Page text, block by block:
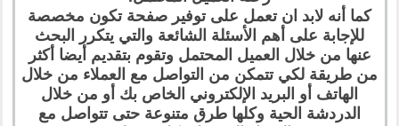
كما أنه لابد ان تعمل على توفير صفحة تكون مخصصة
للإجابة على أهم الأسئلة الشائعة والتي يتكرر البحث
عنها من خلال العميل المحتمل وتقوم بتقديم أيضا أكثر
من طريقة لكي تتمكن من التواصل مع العملاء من خلال
الهاتف أو البريد الإلكتروني الخاص بك أو من خلال
الدردشة الحية وكلها طرق متنوعة حتى تتواصل مع